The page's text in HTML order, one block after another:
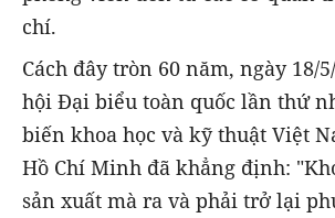
chí.
Cách đây tròn 60 năm, ngày 18/
hội Đại biểu toàn quốc lần thứ
biến khoa học và kỹ thuật Việt
Hồ Chí Minh đã khẳng định:
sản xuất mà ra và phải trở lại